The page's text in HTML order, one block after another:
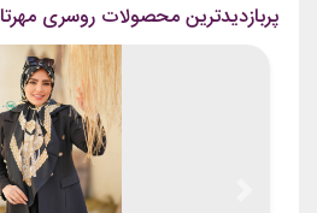
پربازدیدترین محصولات روسری مهرتا